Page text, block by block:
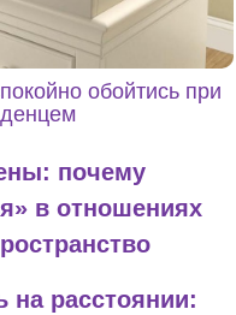
обойтись при
почему
в отношениях
на расстоянии: